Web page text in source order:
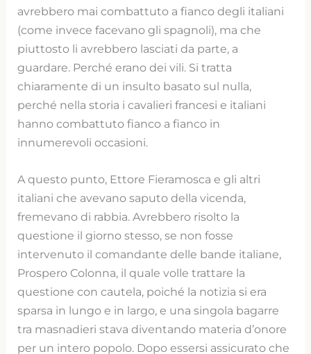
avrebbero mai combattuto a fianco degli italiani
(come invece facevano gli spagnoli), ma che
piuttosto li avrebbero lasciati da parte, a
guardare. Perché erano dei vili. Si tratta
chiaramente di un insulto basato sul nulla,
perché nella storia i cavalieri francesi e italiani
hanno combattuto fianco a fianco in
innumerevoli occasioni.
A questo punto, Ettore Fieramosca e gli altri
italiani che avevano saputo della vicenda,
fremevano di rabbia. Avrebbero risolto la
questione il giorno stesso, se non fosse
intervenuto il comandante delle bande italiane,
Prospero Colonna, il quale volle trattare la
questione con cautela, poiché la notizia si era
sparsa in lungo e in largo, e una singola bagarre
tra masnadieri stava diventando materia d’onore
per un intero popolo. Dopo essersi assicurato che